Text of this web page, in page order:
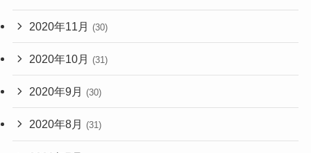
2020年11月 (30)
2020年10月 (31)
2020年9月 (30)
2020年8月 (31)